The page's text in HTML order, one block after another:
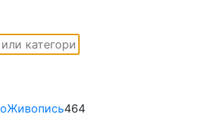
Живопись464